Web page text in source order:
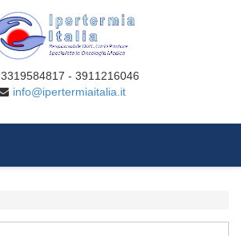
3319584817 - 3911216046
info@ipertermiaitalia.it